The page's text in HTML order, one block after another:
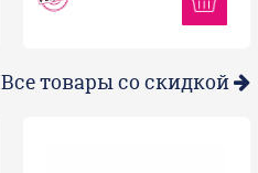
Все товары со скидкой